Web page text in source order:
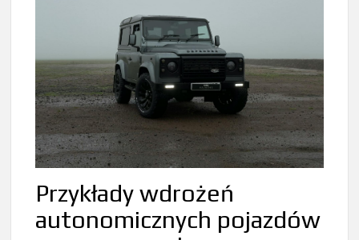
Przykłady wdrożeń
autonomicznych pojazdów